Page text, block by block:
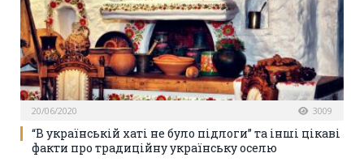
20/06/2020 3009
“В українській хаті не було підлоги” та інші цікаві
факти про традиційну українську оселю